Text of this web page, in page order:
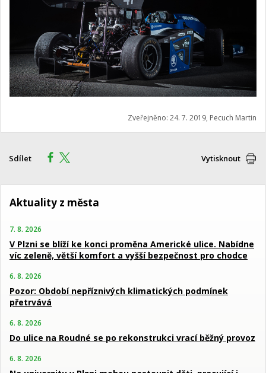
Zveřejněno: 24. 7. 2019, Pecuch Martin
Sdílet Vytisknout
Aktuality z města
7. 8. 2026
V Plzni se blíží ke konci proměna Americké ulice. Nabídne
víc zeleně, větší komfort a vyšší bezpečnost pro chodce
6. 8. 2026
Pozor: Období nepříznivých klimatických podmínek
přetrvává
6. 8. 2026
Do ulice na Roudné se po rekonstrukci vrací běžný provoz
6. 8. 2026